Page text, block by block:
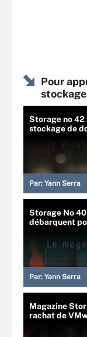
Pour
stockage
Storage no 42
stockage de
Par: Yann Serra
Storage No
débarquent
Par: Yann Serra
Magazine
rachat de